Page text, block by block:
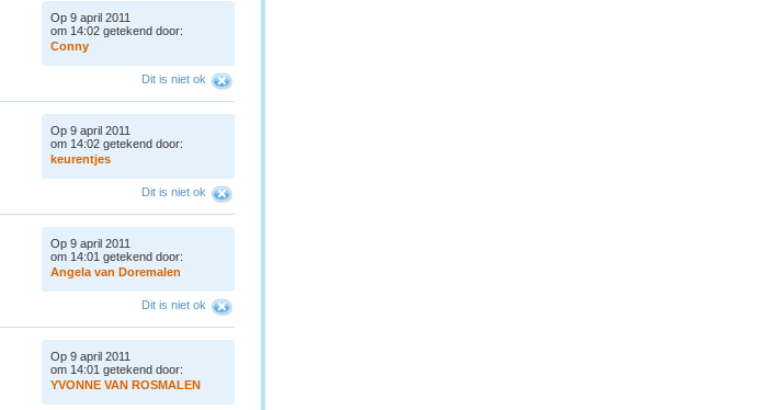
Op 9 april 2011
om 14:02 getekend door:
Conny
Dit is niet ok
Op 9 april 2011
om 14:02 getekend door:
keurentjes
Dit is niet ok
Op 9 april 2011
om 14:01 getekend door:
Angela van Doremalen
Dit is niet ok
Op 9 april 2011
om 14:01 getekend door:
YVONNE VAN ROSMALEN